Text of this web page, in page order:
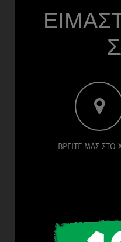
ΒΡΕΙΤΕ ΜΑΣ ΣΤΟ